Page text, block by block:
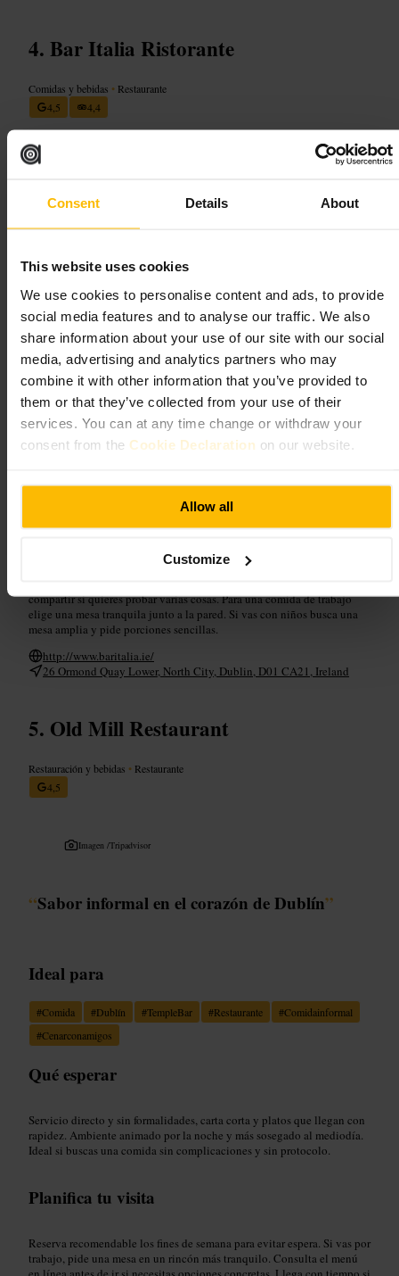
Consent Details About
This website uses cookies
We use cookies to personalise content and ads, to provide
social media features and to analyse our traffic. We also
share information about your use of our site with our social
media, advertising and analytics partners who may
combine it with other information that you’ve provided to
them or that they’ve collected from your use of their
services. You can at any time change or withdraw your
consent from the Cookie Declaration on our website.
Allow all
Customize
Bar Italia Ristorante
Comidas y bebidas • Restaurante
4,5
4,4
“Comida italiana directa y sin vueltas en
Ideal para
Restauranteitaliano ComidaDublín Cena Familiar
#ComidaCasual
Qué esperar
Ambiente relajado, apto para familias y cenas entre amigos o colegas.
compartir si quieres probar varias cosas. Para una comida de trabajo
elige una mesa tranquila junto a la pared. Si vas con niños busca una
mesa amplia y pide porciones sencillas.
http://www.baritalia.ie/
26 Ormond Quay Lower, North City, Dublin, D01 CA21, Ireland
Old Mill Restaurant
Restauración y bebidas • Restaurante
4,5
Imagen /Tripadvisor
“Sabor informal en el corazón de Dublín”
Ideal para
#Comida #Dublín #TempleBar #Restaurante #Comidainformal
#Cenarconamigos
Qué esperar
Servicio directo y sin formalidades, carta corta y platos que llegan con
rapidez. Ambiente animado por la noche y más sosegado al mediodía.
Ideal si buscas una comida sin complicaciones y sin protocolo.
Planifica tu visita
Reserva recomendable los fines de semana para evitar espera. Si vas por
trabajo, pide una mesa en un rincón más tranquilo. Consulta el menú